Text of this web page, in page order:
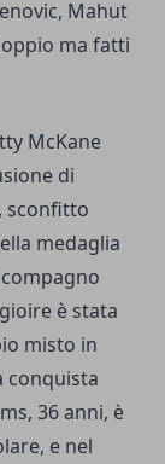
Mahut
ma fatti
McKane
di
sconfitto
medaglia
è stata
misto in
conquista
36 anni, è
e nel